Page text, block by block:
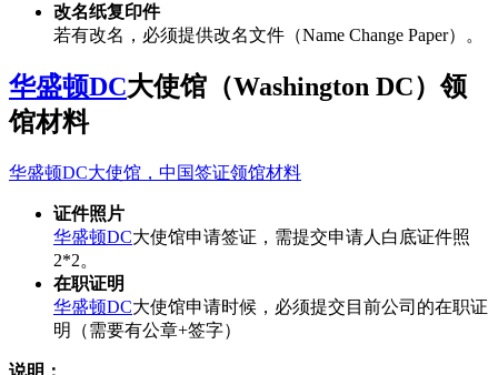
改名纸复印件
若有改名，必须提供改名文件（Name Change Paper）。
华盛顿DC大使馆（Washington DC）领
馆材料
华盛顿DC大使馆，中国签证领馆材料
证件照片
华盛顿DC大使馆申请签证，需提交申请人白底证件照
2*2。
在职证明
华盛顿DC大使馆申请时候，必须提交目前公司的在职证
明（需要有公章+签字）